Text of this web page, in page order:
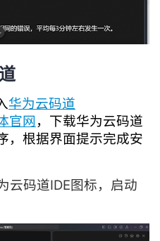
华为云码道
官网 ，下载华为云码道
，根据界面提示完成安
云码道IDE图标，启动